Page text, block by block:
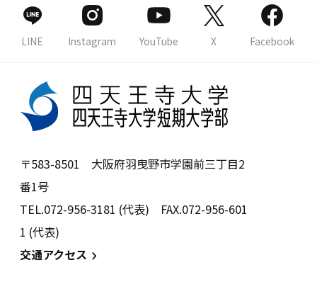
LINE Instagram YouTube X Facebook
〒583-8501 大阪府羽曳野市学園前三丁目2
番1号
TEL.072-956-3181 (代表) FAX.072-956-601
1 (代表)
交通アクセス